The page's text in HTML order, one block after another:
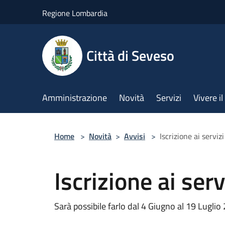
Regione Lombardia
Città di Seveso
Amministrazione Novità Servizi Vivere
Home > Novità > Avvisi > Iscrizione ai
Iscrizione ai
Sarà possibile farlo dal 4 Giugno al 19 Luglio